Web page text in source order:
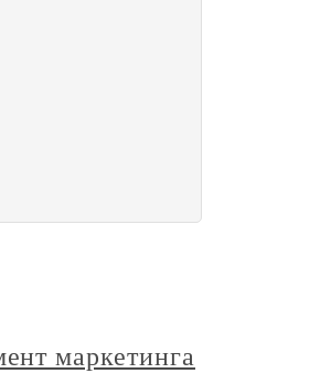
маркетинга